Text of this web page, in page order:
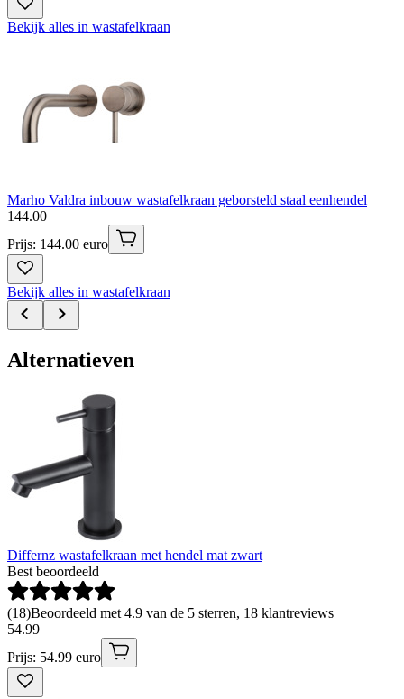
Bekijk alles in wastafelkraan
Marho Valdra inbouw wastafelkraan geborsteld staal eenhendel
144.00
Prijs: 144.00 euro
Bekijk alles in wastafelkraan
Alternatieven
Differnz wastafelkraan met hendel mat zwart
Best beoordeeld
(18)Beoordeeld met 4.9 van de 5 sterren, 18 klantreviews
54.99
Prijs: 54.99 euro